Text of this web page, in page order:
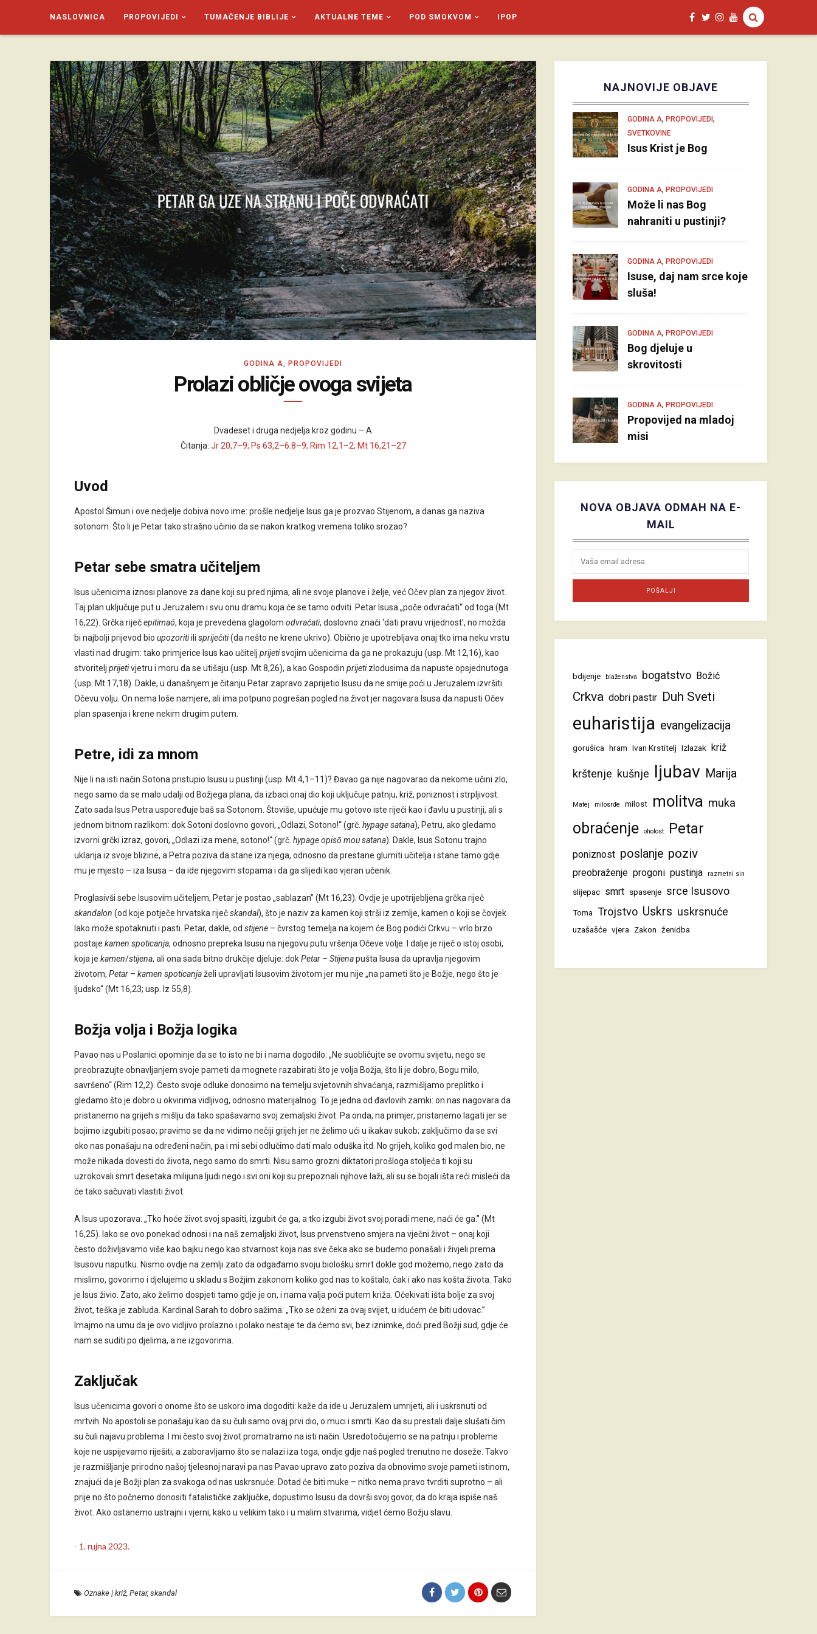
NASLOVNICA PROPOVIJEDI TUMAČENJE BIBLIJE AKTUALNE TEME POD SMOKVOM IPOP
SAGUD.XYZ
GODINA A, PROPOVIJEDI
Prolazi obličje ovoga svijeta
Dvadeset i druga nedjelja kroz godinu – A
Čitanja: Jr 20,7–9; Ps 63,2–6.8–9; Rim 12,1–2; Mt 16,21–27
Uvod
Apostol Šimun i ove nedjelje dobiva novo ime: prošle nedjelje Isus ga je prozvao Stijenom, a danas ga naziva
sotonom. Što li je Petar tako strašno učinio da se nakon kratkog vremena toliko srozao?
Petar sebe smatra učiteljem
Isus učenicima iznosi planove za dane koji su pred njima, ali ne svoje planove i želje, već Očev plan za njegov život.
Taj plan uključuje put u Jeruzalem i svu onu dramu koja će se tamo odviti. Petar Isusa „poče odvraćati“ od toga (Mt
16,22). Grčka riječepitimaó, koja je prevedena glagolom odvraćati, doslovno znači ‘dati pravu vrijednost’, no možda
bi najbolji prijevod bio upozoritiili spriječiti(da nešto ne krene ukrivo). Obično je upotrebljava onaj tko ima neku vrstu
vlasti nad drugim: tako primjerice Isus kao učitelj prijetisvojim učenicima da ga ne prokazuju (usp. Mt 12,16), kao
stvoritelj prijetivjetru i moru da se utišaju (usp. Mt 8,26), a kao Gospodin prijetizlodusima da napuste opsjednutoga
(usp. Mt 17,18). Dakle, u današnjem je čitanju Petar zapravo zaprijetio Isusu da ne smije poći u Jeruzalem izvršiti
Očevu volju. On nema loše namjere, ali ima potpuno pogrešan pogled na život jer nagovara Isusa da napusti Očev
plan spasenja i krene nekim drugim putem.
Petre, idi za mnom
Nije li na isti način Sotona pristupio Isusu u pustinji (usp. Mt 4,1–11)? Đavao ga nije nagovarao da nekome učini zlo,
nego samo da se malo udalji od Božjega plana, da izbaci onaj dio koji uključuje patnju, križ, poniznost i strpljivost.
Zato sada Isus Petra uspoređuje baš sa Sotonom. Štoviše, upućuje mu gotovo iste riječi kao i đavlu u pustinji, ali s
jednom bitnom razlikom: dok Sotoni doslovno govori, „Odlazi, Sotono!“ (grč. hypage satana), Petru, ako gledamo
izvorni grčki izraz, govori, „Odlazi iza mene, sotono!“ (grč. hypage opisō mou satana). Dakle, Isus Sotonu trajno
uklanja iz svoje blizine, a Petra poziva da stane iza njega, odnosno da prestane glumiti učitelja i stane tamo gdje
mu je mjesto – iza Isusa – da ide njegovim stopama i da ga slijedi kao vjeran učenik.
Proglasivši sebe Isusovim učiteljem, Petar je postao „sablazan” (Mt 16,23). Ovdje je upotrijebljena grčka riječ
skandalon (od koje potječe hrvatska riječskandal), što je naziv za kamen koji strši iz zemlje, kamen o koji se čovjek
lako može spotaknuti i pasti. Petar, dakle, od stijene – čvrstog temelja na kojem će Bog podići Crkvu – vrlo brzo
postaje kamen spoticanja, odnosno prepreka Isusu na njegovu putu vršenja Očeve volje. I dalje je riječ o istoj osobi,
koja je kamen/stijena, ali ona sada bitno drukčije djeluje: dokPetar – Stijenapušta Isusa da upravlja njegovim
životom, Petar – kamen spoticanjaželi upravljati Isusovim životom jer mu nije „na pameti što je Božje, nego što je
ljudsko“ (Mt 16,23; usp. Iz 55,8).
Božja volja i Božja logika
Pavao nas u Poslanici opominje da se to isto ne bi i nama dogodilo: „Ne suobličujte se ovomu svijetu, nego se
preobrazujte obnavljanjem svoje pameti da mognete razabirati što je volja Božja, što li je dobro, Bogu milo,
savršeno“ (Rim 12,2). Često svoje odluke donosimo na temelju svjetovnih shvaćanja, razmišljamo preplitko i
gledamo što je dobro u okvirima vidljivog, odnosno materijalnog. To je jedna od đavlovih zamki: on nas nagovara da
pristanemo na grijeh s mišlju da tako spašavamo svoj zemaljski život. Pa onda, na primjer, pristanemo lagati jer se
bojimo izgubiti posao; pravimo se da ne vidimo nečiji grijeh jer ne želimo ući u ikakav sukob; zaključimo da se svi
oko nas ponašaju na određeni način, pa i mi sebi odlučimo dati malo oduška itd. No grijeh, koliko god malen bio, ne
može nikada dovesti do života, nego samo do smrti. Nisu samo grozni diktatori prošloga stoljeća ti koji su
uzrokovali smrt desetaka milijuna ljudi nego i svi oni koji su prepoznali njihove laži, ali su se bojali išta reći misleći da
će tako sačuvati vlastiti život.
A Isus upozorava: „Tko hoće život svoj spasiti, izgubit će ga, a tko izgubi život svoj poradi mene, naći će ga.” (Mt
16,25). Iako se ovo ponekad odnosi i na naš zemaljski život, Isus prvenstveno smjera na vječni život – onaj koji
često doživljavamo više kao bajku nego kao stvarnost koja nas sve čeka ako se budemo ponašali i živjeli prema
Isusovu naputku. Nismo ovdje na zemlji zato da odgađamo svoju biološku smrt dokle god možemo, nego zato da
mislimo, govorimo i djelujemo u skladu s Božjim zakonom koliko god nas to koštalo, čak i ako nas košta života. Tako
je Isus živio. Zato, ako želimo dospjeti tamo gdje je on, i nama valja poći putem križa. Očekivati išta bolje za svoj
život, teška je zabluda. Kardinal Sarah to dobro sažima: „Tko se oženi za ovaj svijet, u idućem će biti udovac.”
Imajmo na umu da je ovo vidljivo prolazno i polako nestaje te da ćemo svi, bez iznimke, doći pred Božji sud, gdje će
nam se suditi po djelima, a ne izgovorima.
Zaključak
Isus učenicima govori o onome što se uskoro ima dogoditi: kaže da ide u Jeruzalem umrijeti, ali i uskrsnuti od
mrtvih. No apostoli se ponašaju kao da su čuli samo ovaj prvi dio, o muci i smrti. Kao da su prestali dalje slušati čim
su čuli najavu problema. I mi često svoj život promatramo na isti način. Usredotočujemo se na patnju i probleme
koje ne uspijevamo riješiti, a zaboravljamo što se nalazi iza toga, ondje gdje naš pogled trenutno ne doseže. Takvo
je razmišljanje prirodno našoj tjelesnoj naravi pa nas Pavao upravo zato poziva da obnovimo svoje pameti istinom,
znajući da je Božji plan za svakoga od nas uskrsnuće. Dotad će biti muke – nitko nema pravo tvrditi suprotno – ali
prije no što počnemo donositi fatalističke zaključke, dopustimo Isusu da dovrši svoj govor, da do kraja ispiše naš
život. Ako ostanemo ustrajni i vjerni, kako u velikim tako i u malim stvarima, vidjet ćemo Božju slavu.
- 1. rujna 2023.
Oznake | križ, Petar, skandal
NAJNOVIJE OBJAVE
GODINA A, PROPOVIJEDI ,
SVETKOVINE
Isus Krist je Bog
GODINA A, PROPOVIJEDI
Može li nas Bog
nahraniti u pustinji?
GODINA A, PROPOVIJEDI
Isuse, daj nam srce koje
sluša!
GODINA A, PROPOVIJEDI
Bog djeluje u
skrovitosti
GODINA A, PROPOVIJEDI
Propovijed na mladoj
misi
NOVA OBJAVA ODMAH NA E-
MAIL
bdijenje blaženstva bogatstvo Božić
Crkva dobri pastir Duh Sveti
euharistija evangelizacija
gorušica hram Ivan Krstitelj Izlazak križ
krštenje kušnje ljubav Marija
Matej milosrđe milost molitva muka
obraćenje oholost Petar
poniznost poslanje poziv
preobraženje progoni pustinja razmetni sin
slijepac smrt spasenje srce Isusovo
Toma Trojstvo Uskrs uskrsnuće
uzašašće vjera Zakon ženidba